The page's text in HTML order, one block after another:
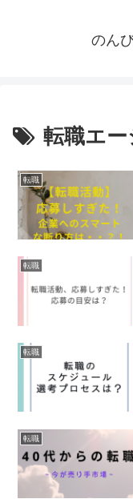
のん
転職エー
転職
転職
転職
転職